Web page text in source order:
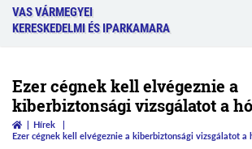
VAS VÁRMEGYEI
KERESKEDELMI ÉS IPARKAMARA
Ezer cégnek kell elvégeznie a
kiberbiztonsági vizsgálatot a
Hírek
Ezer cégnek kell elvégeznie a kiberbiztonsági vizsgálatot a